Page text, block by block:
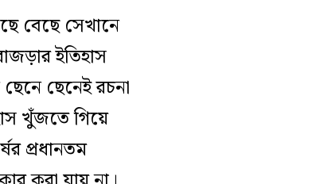
বেছে সেখানে
ইতিহাস
ছেনেই রচনা
খুঁজতে গিয়ে
প্রধানতম